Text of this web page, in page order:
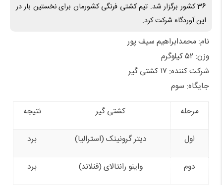
36 کشور برگزار شد. تیم کشتی فرنگی کشورمان برای نخستین بار در
این آوردگاه شرکت کرد.
نام: محمدابراهیم سیف پور
وزن: ۵۲ کیلوگرم
شرکت کننده: ۱۷ کشتی گیر
جایگاه: سوم
مرحله
کشتی گیر نتیجه
اول دیتر گرونینک (استرالیا) برد
دوم واینو رانتالای (فنلاند) برد